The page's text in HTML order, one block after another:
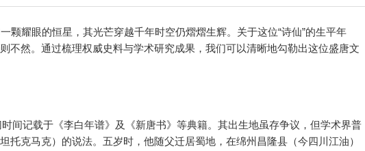
颗耀眼的恒星，其光芒穿越千年时空仍熠熠生辉。关于这位“诗仙”的生平年
不然。通过梳理权威史料与学术研究成果，我们可以清晰地勾勒出这位盛唐文
间记载于《李白年谱》及《新唐书》等典籍。其出生地虽存争议，但学术界普
托克马克）的说法。五岁时，他随父迁居蜀地，在绵州昌隆县（今四川江油）